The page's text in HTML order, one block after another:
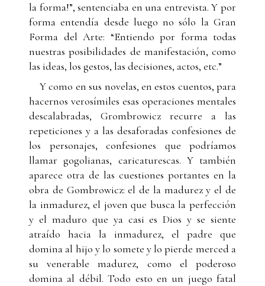
la forma!”, sentenciaba en una entrevista. Y por
forma entendía desde luego no sólo la Gran
Forma del Arte: “Entiendo por forma todas
nuestras posibilidades de manifestación, como
las ideas, los gestos, las decisiones, actos, etc.”
Y como en sus novelas, en estos cuentos, para
hacernos verosímiles esas operaciones mentales
descalabradas, Grombrowicz recurre a las
repeticiones y a las desaforadas confesiones de
los personajes, confesiones que podríamos
llamar gogolianas, caricaturescas. Y también
aparece otra de las cuestiones portantes en la
obra de Gombrowicz: el de la madurez y el de
la inmadurez, el joven que busca la perfección
y el maduro que ya casi es Dios y se siente
atraído hacia la inmadurez, el padre que
domina al hijo y lo somete y lo pierde merced a
su venerable madurez, como el poderoso
domina al débil. Todo esto en un juego fatal